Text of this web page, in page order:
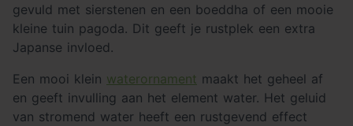
gevuld met sierstenen en een boeddha of een mooie
kleine tuin pagoda. Dit geeft je rustplek een extra
Japanse invloed.
Een mooi klein waterornament maakt het geheel af
en geeft invulling aan het element water. Het geluid
van stromend water heeft een rustgevend effect